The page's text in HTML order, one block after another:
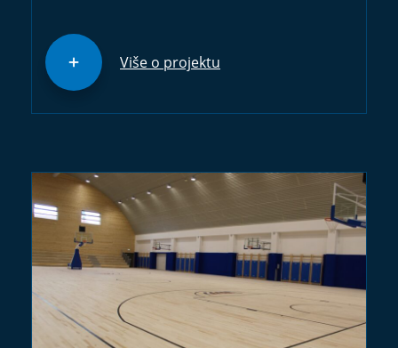
Više o projektu